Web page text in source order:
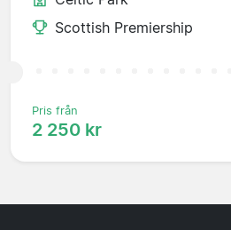
Scottish Premiership
Pris från
2 250 kr